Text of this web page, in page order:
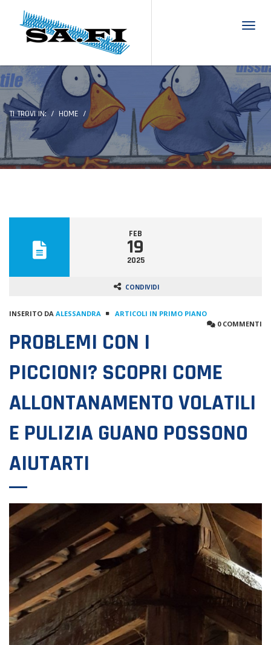
TI TROVI IN: HOME
FEB
19
2025
CONDIVIDI
INSERITO DA ALESSANDRA
ARTICOLI IN PRIMO PIANO
0 COMMENTI
PROBLEMI CON I
PICCIONI? SCOPRI COME
ALLONTANAMENTO VOLATILI
E PULIZIA GUANO POSSONO
AIUTARTI